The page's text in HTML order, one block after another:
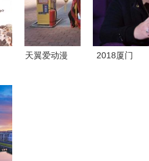
会，演
绎“翻阅·漫
画”跨界新
天翼爱动漫
2018厦门